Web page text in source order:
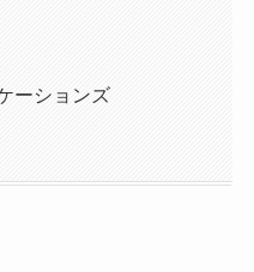
ーションズ